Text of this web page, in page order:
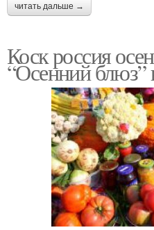
читать дальше →
Коск россия
“Осенний блюз”